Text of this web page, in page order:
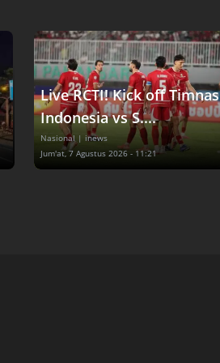
Live RCTI! Kick off Timnas
Indonesia vs S....
Nasional | inews
Jum'at, 7 Agustus 2026 - 11:21